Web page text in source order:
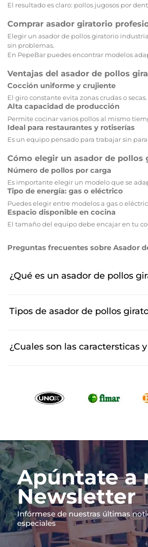
El resultado es claro: pollos jugosos por
Comprar asador giratorio
Elegir un asador de pollos giratorio
sin problemas.
En PepeBar puedes encontrar modelos
Ventajas del asador de pollos
Cocción uniforme y crujiente
El giro constante evita zonas crudas o
Alta capacidad de producción
Permite cocinar varios pollos al mismo
Ideal para restaurantes y rotiserías
Es un equipo pensado para trabajar sin
Cómo elegir un asador de pollos
Número de pollos por carga
Es importante elegir un modelo que se
Tipo de energía: gas o eléctrico
Puedes elegir entre modelos a gas o
Espacio disponible en cocina
El tamaño del equipo debe encajar en tu
Preguntas frecuentes sobre Asador
¿Qué es un asador de pollos
acabado dorado en toda la
Tipos de asador de pollos
necesidades del negocio.
¿Cuales son las caractersticas
Apúntate a
Newsletter
Infórmese de nuestras últimas
especiales